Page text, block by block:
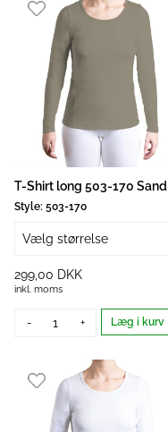
T-Shirt long 503-170 Sand
Style: 503-170
Vælg størrelse
299,00 DKK
inkl. moms
- + Læg i kurv